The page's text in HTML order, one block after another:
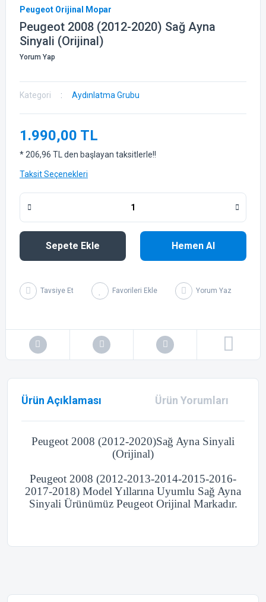
Peugeot Orijinal Mopar
Peugeot 2008 (2012-2020) Sağ Ayna
Sinyali (Orijinal)
Yorum Yap
Kategori Aydınlatma Grubu
1.990,00 TL
* 206,96 TL den başlayan taksitlerle!!
Taksit Seçenekleri
Sepete Ekle Hemen Al
Tavsiye Et Yorum Yaz
Ürün Açıklaması Ürün Yorumları
Peugeot 2008 (2012-2020)Sağ Ayna Sinyali
(Orijinal)
Peugeot 2008 (2012-2013-2014-2015-2016-
2017-2018) Model Yıllarına Uyumlu Sağ Ayna
Sinyali Ürünümüz Peugeot Orijinal Markadır.